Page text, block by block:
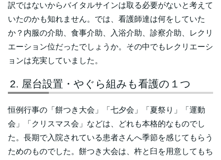
訳ではないからバイタルサインは取る必要がないと考えて
いたのかも知れません。では、看護師達は何をしていた
か？内服の介助、食事介助、入浴介助、診察介助、レクリ
エーション位だったでしょうか。その中でもレクリエーシ
ョンは充実していました。
屋台設置・やぐら組みも看護の１つ
恒例行事の「餅つき大会」「七夕会」「夏祭り」「運動
会」「クリスマス会」などは、どれも本格的なものでし
た。長期で入院されている患者さんへ季節を感じてもらう
ためのものでした。餅つき大会は、杵と臼を用意してもち